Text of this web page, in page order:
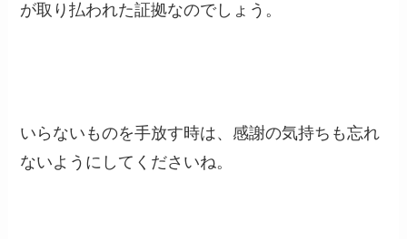
が取り払われた証拠なのでしょう。
いらないものを手放す時は、感謝の気持ちも忘れ
ないようにしてくださいね。